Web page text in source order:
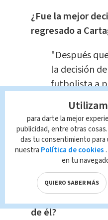
¿Fue la mejor
regresado a
"Después
la decisión
futbolista a
tuve la
Cartaginés
mejor
deseo del
Desde que el
ha marcado
usted que ha
de él?
para darte la mejor
publicidad, entre otras
das tu consentimiento
nuestra Política de cookies
en tu
QUIERO SABER MÁS